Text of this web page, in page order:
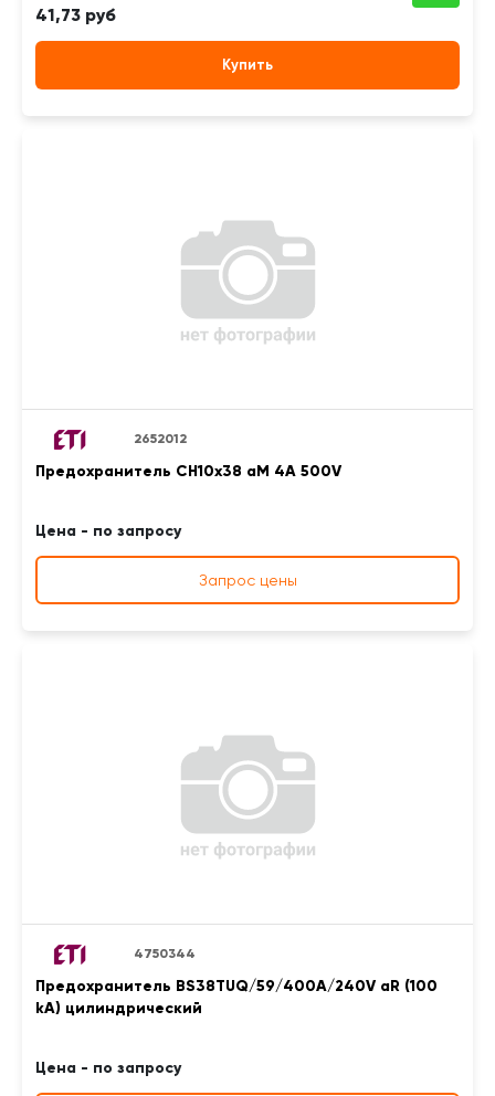
41,73 руб
Купить
2652012
Предохранитель CH10x38 aM 4A 500V
Цена - по запросу
Запрос цены
4750344
Предохранитель BS38TUQ/59/400A/240V aR (100
kA) цилиндрический
Цена - по запросу